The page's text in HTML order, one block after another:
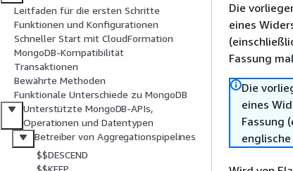
Leitfaden für die ersten Schritte
Funktionen und Konfigurationen
Schneller Start mit CloudFormation
MongoDB-Kompatibilität
Transaktionen
Bewährte Methoden
Funktionale Unterschiede zu MongoDB
Unterstützte MongoDB-APIs,
Operationen und Datentypen
Betreiber von Aggregationspipelines
$$DESCEND
Die
eines
Fassung
Die
eines
Fassung